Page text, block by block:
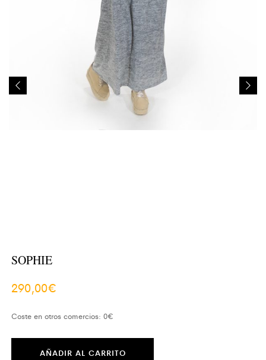
SOPHIE
290,00€
Coste en otros comercios: 0€
AÑADIR AL CARRITO